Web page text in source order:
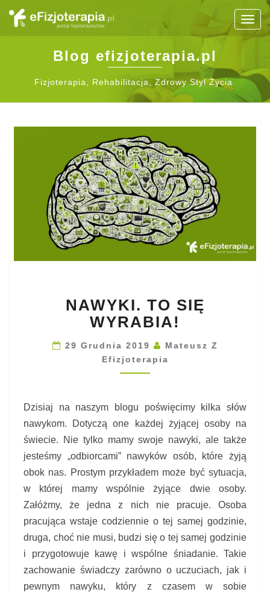
Blog efizjoterapia.pl
Fizjoterapia, Rehabilitacja, Zdrowy Styl Życia.
W
Y
K
I
.
S
I
Ę
R
A
B
!
NAWYKI. TO SIĘ
WYRABIA!
29 Grudnia 2019
Mateusz Z
Efizjoterapia
Dzisiaj na naszym blogu poświęcimy kilka słów
nawykom. Dotyczą one każdej żyjącej osoby na
świecie. Nie tylko mamy swoje nawyki, ale także
jesteśmy „odbiorcami” nawyków osób, które żyją
obok nas. Prostym przykładem może być sytuacja,
w której mamy wspólnie żyjące dwie osoby.
Załóżmy, że jedna z nich nie pracuje. Osoba
pracująca wstaje codziennie o tej samej godzinie,
druga, choć nie musi, budzi się o tej samej godzinie
i przygotowuje kawę i wspólne śniadanie. Takie
zachowanie świadczy zarówno o uczuciach, jak i
pewnym nawyku, który z czasem w sobie